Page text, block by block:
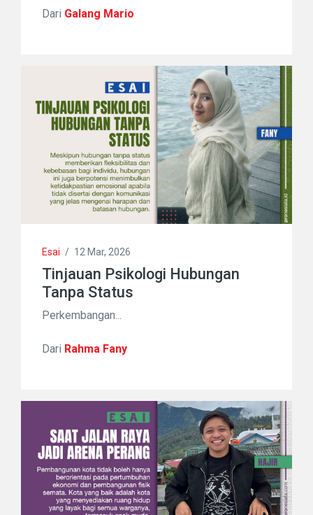
Dari Galang Mario
Esai / 12 Mar, 2026
Tinjauan Psikologi Hubungan
Tanpa Status
Perkembangan...
Dari Rahma Fany